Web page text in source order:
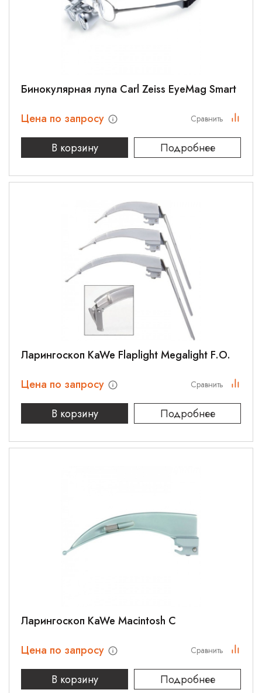
Бинокулярная лупа Carl Zeiss EyeMag Smart
Цена по запросу
В корзину
Подробнее
Сравнить
Ларингоскоп KaWe Flaplight Megalight F.O.
Цена по запросу
В корзину
Подробнее
Сравнить
Ларингоскоп KaWe Macintosh С
Цена по запросу
В корзину
Подробнее
Сравнить